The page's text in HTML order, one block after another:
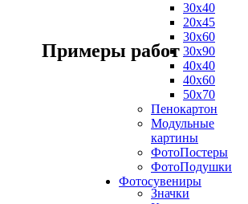
30х40
20х45
30х60
30х90
40х40
40х60
50х70
Пенокартон
Модульные
картины
ФотоПостеры
ФотоПодушки
Фотоcувениры
Значки
Примеры работ